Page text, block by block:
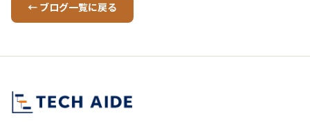
← ブログ一覧に戻る